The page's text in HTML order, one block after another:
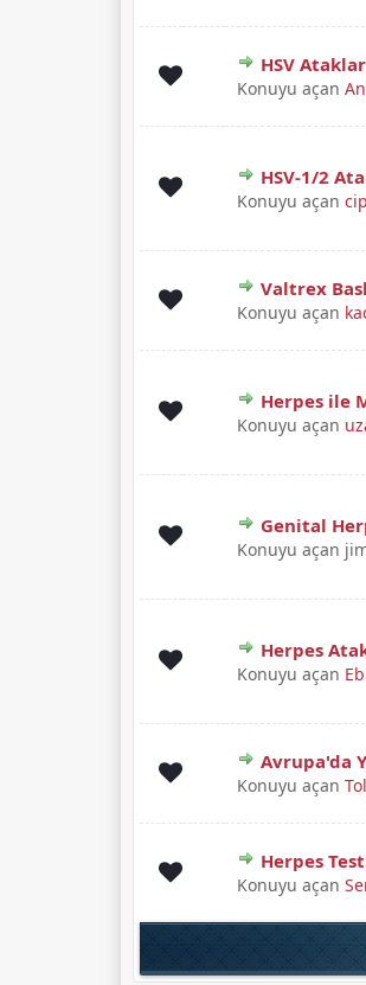
HSV
Konuyu açan
Derecelendirme: 0/5 -
1 2345
HSV-1/2
Konuyu açan
Derecelendirme: 0/5 -
1 2345
Valtrex
Konuyu açan
Derecelendirme: 0/5 -
12 345
Herpes ile
Konuyu açan
Derecelendirme: 0/5 -
1234 5
Genital
Konuyu açan
Derecelendirme:
12345
Herpes
Konuyu açan
Derecelendirme: 0/5 -
1234 5
Avrupa'da
Konuyu açan
Derecelendirme: 0/5 -
12345
Herpes
Konuyu açan
Derecelendirme: 0/5 -
1234 5